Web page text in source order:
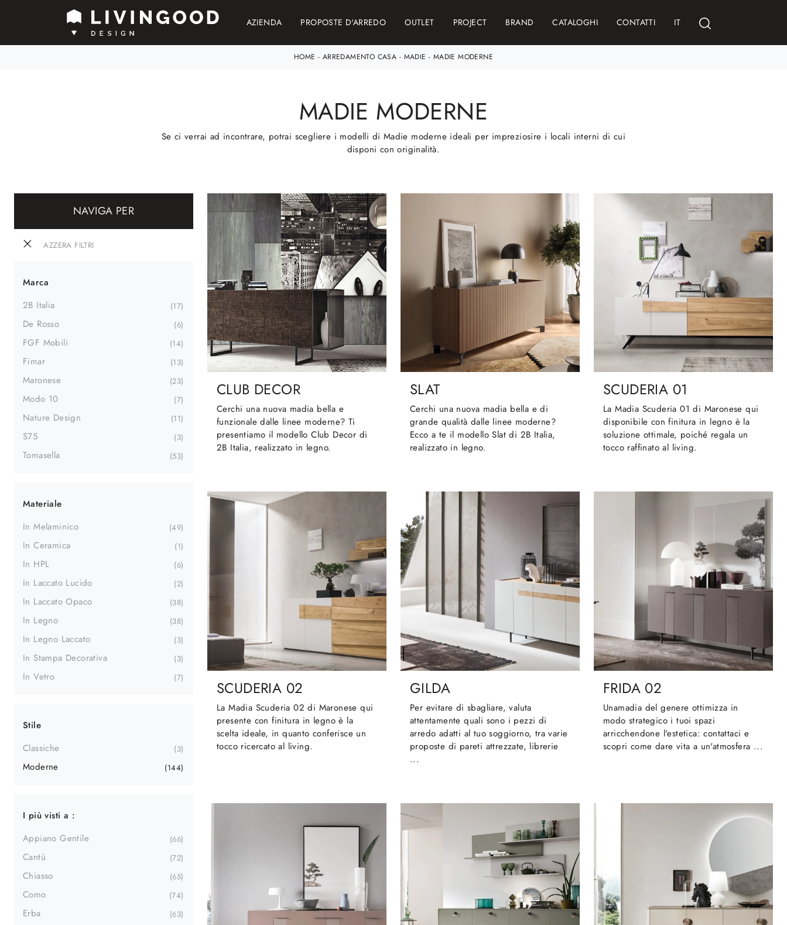
AZIENDA PROPOSTE D'ARREDO OUTLET PROJECT BRAND CATALOGHI CONTATTI IT
HOME - ARREDAMENTO CASA - MADIE - MADIE MODERNE
MADIE MODERNE
Se ci verrai ad incontrare, potrai scegliere i modelli di Madie moderne ideali per impreziosire i locali interni di cui
disponi con originalità.
NAVIGA PER
AZZERA FILTRI
Marca
2B Italia
17
De Rosso 6
FGF Mobili 14
Fimar 13
Maronese 23
Modo 10 7
Nature Design 11
S75 3
Tomasella 53
Materiale
In Melaminico
49
In Ceramica 1
In HPL 6
In Laccato Lucido 2
In Laccato Opaco 38
In Legno 38
In Legno Laccato 3
In Stampa Decorativa 3
In Vetro 7
Stile
Classiche
3
Moderne 144
I più visti a :
Appiano Gentile
66
Cantù 72
Chiasso 65
Como 74
Erba 63
CLUB DECOR
Cerchi una nuova madia bella e
funzionale dalle linee moderne? Ti
presentiamo il modello Club Decor di
2B Italia, realizzato in legno.
SLAT
Cerchi una nuova madia bella e di
grande qualità dalle linee moderne?
Ecco a te il modello Slat di 2B Italia,
realizzato in legno.
SCUDERIA 01
La Madia Scuderia 01 di Maronese qui
disponibile con finitura in legno è la
soluzione ottimale, poiché regala un
tocco raffinato al living.
SCUDERIA 02
La Madia Scuderia 02 di Maronese qui
presente con finitura in legno è la
scelta ideale, in quanto conferisce un
tocco ricercato al living.
GILDA
Per evitare di sbagliare, valuta
attentamente quali sono i pezzi di
arredo adatti al tuo soggiorno, tra varie
proposte di pareti attrezzate, librerie
...
FRIDA 02
Unamadia del genere ottimizza in
modo strategico i tuoi spazi
arricchendone l'estetica: contattaci e
scopri come dare vita a un'atmosfera ...